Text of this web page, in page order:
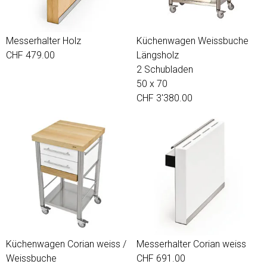
Messerhalter Holz
CHF 479.00
Küchenwagen Weissbuche
Längsholz
2 Schubladen
50 x 70
CHF 3'380.00
Küchenwagen Corian weiss /
Weissbuche
Messerhalter Corian weiss
CHF 691.00